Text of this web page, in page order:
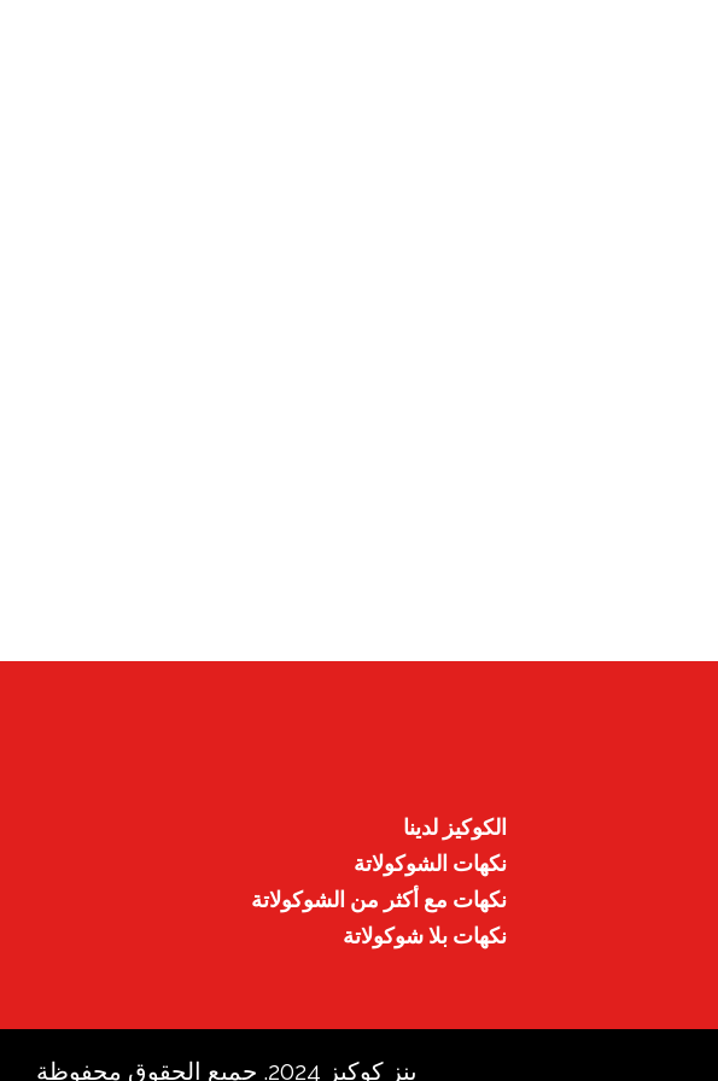
الكوكيز لدينا
نكهات الشوكولاتة
نكهات مع أكثر من الشوكولاتة
نكهات بلا شوكولاتة
بنز كوكيز 2024. جميع الحقوق محفوظة